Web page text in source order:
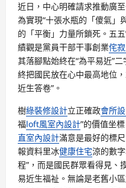
近日，中心明確請求推動廣
為實現“十張水瓶的「傻氣」
的「平衡」力量所鎖死。五
績觀是黨員干部干事創業侘
其落腳點始終在“為平易近”
終把國民放在心中最高地位
近生答卷”。
樹綠裝修設計立正確政會所
福loft風室內設計”的價值坐
直室內設計滿意是最好的標
報資料里冰健康住宅涼的數
程”，而是國民群眾看得見、
易近生福祉。無論是老舊小